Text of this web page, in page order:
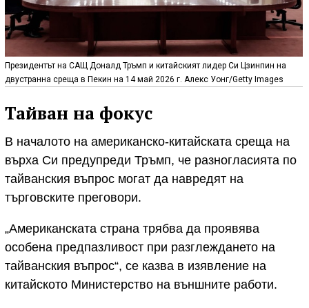
Президентът на САЩ Доналд Тръмп и китайският лидер Си Цзинпин на
двустранна среща в Пекин на 14 май 2026 г. Алекс Уонг/Getty Images
Тайван на фокус
В началото на американско-китайската среща на
върха Си предупреди Тръмп, че разногласията по
тайванския въпрос могат да навредят на
търговските преговори.
„Американската страна трябва да проявява
особена предпазливост при разглеждането на
тайванския въпрос“, се казва в изявление на
китайското Министерство на външните работи.